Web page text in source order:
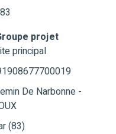
projet
principal
De Narbonne -
(83)